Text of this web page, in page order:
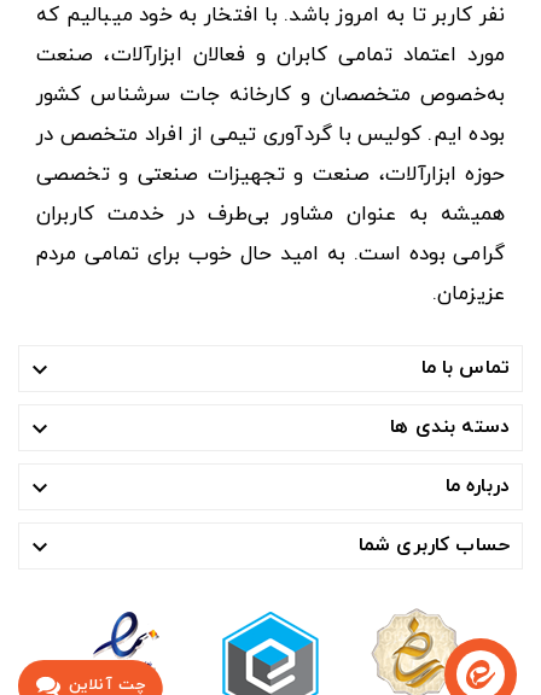
نفر کاربر تا به امروز باشد. با افتخار به خود میبالیم که
مورد اعتماد تمامی کابران و فعالان ابزارآلات، صنعت
به‌خصوص متخصصان و کارخانه جات سرشناس کشور
بوده ایم. کولیس با گردآوری تیمی از افراد متخصص در
حوزه ابزارآلات، صنعت و تجهیزات صنعتی و تخصصی
همیشه به عنوان مشاور بی‌طرف در خدمت کاربران
گرامی بوده است. به امید حال خوب برای تمامی مردم
عزیزمان.
تماس با ما 
دسته بندی ها 
درباره ما 
حساب کاربری شما 
چت آنلاین